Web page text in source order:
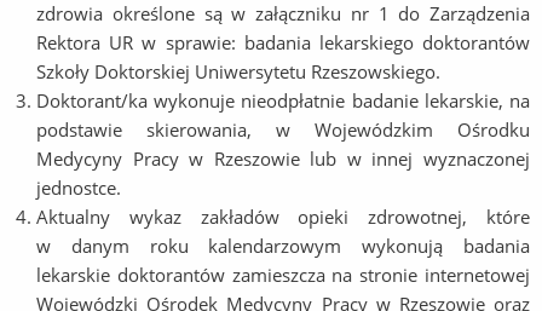
zdrowia określone są w załączniku nr 1 do Zarządzenia
Rektora UR w sprawie: badania lekarskiego doktorantów
Szkoły Doktorskiej Uniwersytetu Rzeszowskiego.
Doktorant/ka wykonuje nieodpłatnie badanie lekarskie, na
podstawie skierowania, w Wojewódzkim Ośrodku
Medycyny Pracy w Rzeszowie lub w innej wyznaczonej
jednostce.
Aktualny wykaz zakładów opieki zdrowotnej, które
w danym roku kalendarzowym wykonują badania
lekarskie doktorantów zamieszcza na stronie internetowej
Wojewódzki Ośrodek Medycyny Pracy w Rzeszowie oraz